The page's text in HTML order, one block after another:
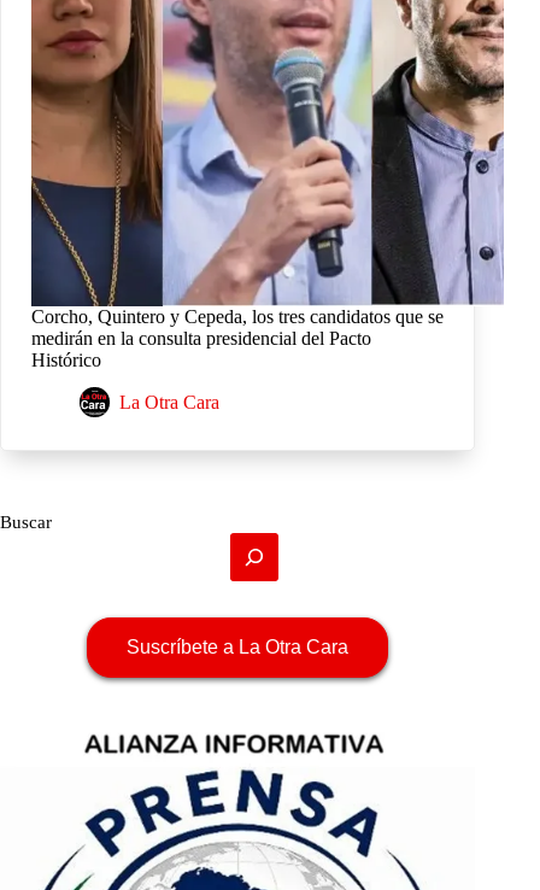
Corcho, Quintero y Cepeda, los tres candidatos que se
medirán en la consulta presidencial del Pacto
Histórico
La Otra Cara
Buscar
Suscríbete a La Otra Cara